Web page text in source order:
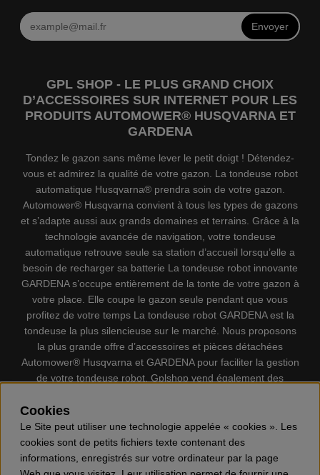
Envoyer
GPL SHOP - LE PLUS GRAND CHOIX
D’ACCESSOIRES SUR INTERNET POUR LES
PRODUITS AUTOMOWER® HUSQVARNA ET
GARDENA
Tondez le gazon sans même lever le petit doigt ! Détendez-
vous et admirez la qualité de votre gazon. La tondeuse robot
automatique Husqvarna® prendra soin de votre gazon.
Automower® Husqvarna convient à tous les types de gazons
et s’adapte aussi aux grands domaines et terrains. Grâce à la
technologie avancée de navigation, votre tondeuse
automatique retrouve seule sa station d’accueil lorsqu’elle a
besoin de recharger sa batterie La tondeuse robot innovante
GARDENA s’occupe entièrement de la tonte de votre gazon à
votre place. Elle coupe le gazon seule pendant que vous
profitez de votre temps La tondeuse robot GARDENA est la
tondeuse la plus silencieuse sur le marché. Nous proposons
la plus grande offre d’accessoires et pièces détachées
Automower® Husqvarna et GARDENA pour faciliter la gestion
de votre tondeuse robot. Gplshop vend également des
individuel, Coupe-bordures, Débroussailleuses, Taille haies,
Motoculteurs, Souffleur, Souffleuses à neige, Nettoyeurs
haute pression, Aspirateur, Découpeuses, Haches, Outils
forestiers, Lubrifiants, Carburants, Jouets ETC.
Cookies
Le Site peut utiliser une technologie appelée « cookies ». Les
cookies sont de petits fichiers texte contenant des
informations, enregistrés sur votre ordinateur par la page